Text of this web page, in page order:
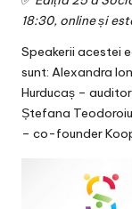
v
a
c
O
nl
18:30, online și
Speakerii acestei
sunt: Alexandra
Hurducaș –
Ștefana
– co-founder